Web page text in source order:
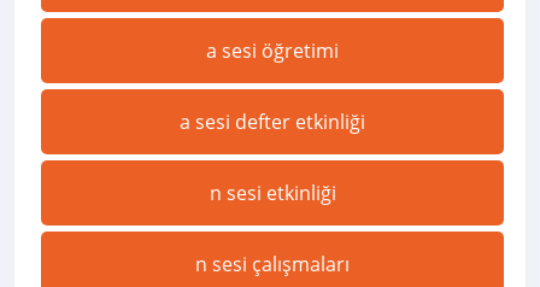
a sesi öğretimi
a sesi defter etkinliği
n sesi etkinliği
n sesi çalışmaları